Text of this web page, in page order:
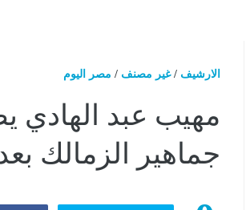
الارشيف /غير مصنف / مصر اليوم
مهيب عبد الهادي
جماهير الزمالك